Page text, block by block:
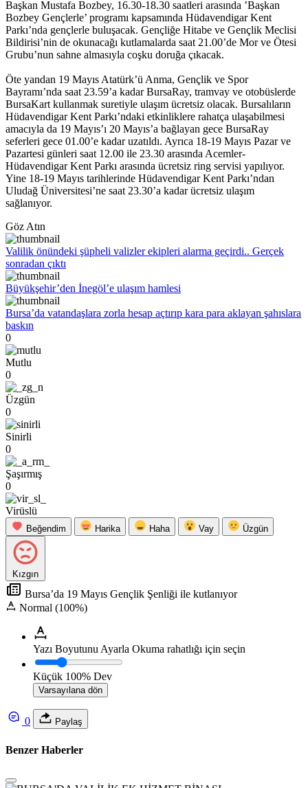
Başkan Mustafa Bozbey, 16.30-18.30 saatleri arasında ’Başkan
Bozbey Gençlerle’ programı kapsamında Hüdavendigar Kent
Parkı’nda gençlerle buluşacak. Gençliğe Hitabe ve Gençlik Meclisi
Bildirisi’nin de okunacağı kutlamalarda saat 21.00’de Mor ve Ötesi
Grubu’nun sahne almasıyla coşku doruğa çıkacak.
Öte yandan 19 Mayıs Atatürk’ü Anma, Gençlik ve Spor
Bayramı’nda saat 23.59’a kadar BursaRay, tramvay ve otobüslerde
BursaKart kullanmak suretiyle ulaşım ücretsiz olacak. Bursalıların
Hüdavendigar Kent Parkı’ndaki etkinliklere rahatça ulaşabilmesi
amacıyla da 19 Mayıs’ı 20 Mayıs’a bağlayan gece BursaRay
seferleri gece 01.00’e kadar uzatıldı. Ayrıca 18-19 Mayıs Pazar ve
Pazartesi günleri saat 12.00 ile 23.30 arasında Acemler-
Hüdavendigar Kent Parkı arasında ücretsiz ring servisi yapılıyor.
Yine 18-19 Mayıs tarihlerinde Hüdavendigar Kent Parkı’ndan
Uludağ Üniversitesi’ne saat 23.30’a kadar ücretsiz ulaşım
sağlanıyor.
Göz Atın
Valilik önündeki şüpheli valizler ekipleri alarma geçirdi.. Gerçek
sonradan çıktı
Büyükşehir’den İnegöl’e ulaşım hamlesi
Bursa’da vatandaşlara zorla hesap açtırıp kara para aklayan şahıslara
baskın
0
Mutlu
0
Üzgün
0
Sinirli
0
Şaşırmış
0
Virüslü
Beğendim Harika Haha Vay Üzgün
Kızgın
Bursa’da 19 Mayıs Gençlik Şenliği ile kutlanıyor
Normal (100%)
Yazı Boyutunu Ayarla Okuma rahatlığı için seçin
Küçük 100% Dev
Varsayılana dön
0 Paylaş
Benzer Haberler